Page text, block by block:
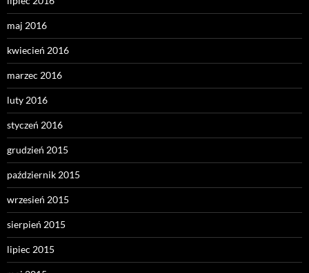
maj 2016
kwiecień 2016
marzec 2016
luty 2016
styczeń 2016
grudzień 2015
październik 2015
wrzesień 2015
sierpień 2015
lipiec 2015